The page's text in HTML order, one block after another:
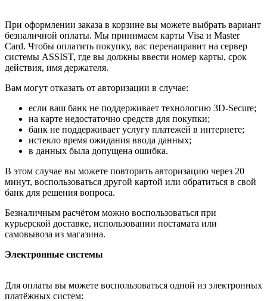
При оформлении заказа в корзине вы можете выбрать вариант
безналичной оплаты. Мы принимаем карты Visa и Master
Card. Чтобы оплатить покупку, вас перенаправит на сервер
системы ASSIST, где вы должны ввести номер карты, срок
действия, имя держателя.
Вам могут отказать от авторизации в случае:
если ваш банк не поддерживает технологию 3D-Secure;
на карте недостаточно средств для покупки;
банк не поддерживает услугу платежей в интернете;
истекло время ожидания ввода данных;
в данных была допущена ошибка.
В этом случае вы можете повторить авторизацию через 20
минут, воспользоваться другой картой или обратиться в свой
банк для решения вопроса.
Безналичным расчётом можно воспользоваться при
курьерской доставке, использовании постамата или
самовывоза из магазина.
Электронные системы
Для оплаты вы можете воспользоваться одной из электронных
платёжных систем: